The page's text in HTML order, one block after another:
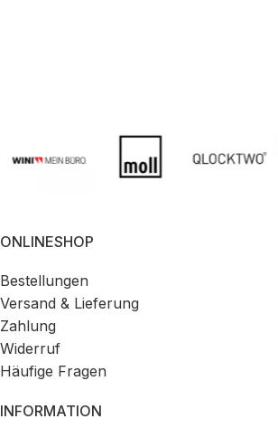
ONLINESHOP
Bestellungen
Versand & Lieferung
Zahlung
Widerruf
Häufige Fragen
INFORMATION